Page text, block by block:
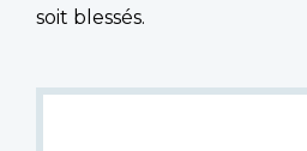
soit blessés.